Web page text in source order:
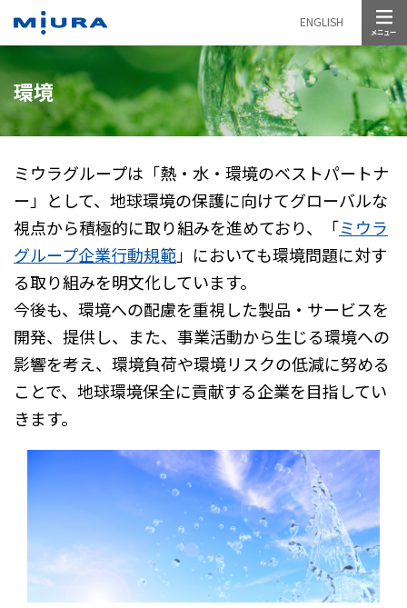
ENGLISH
環境
ミウラグループは「熱・水・環境のベストパートナ
ー」として、地球環境の保護に向けてグローバルな
視点から積極的に取り組みを進めており、「ミウラ
グループ企業行動規範」においても環境問題に対す
る取り組みを明文化しています。
今後も、環境への配慮を重視した製品・サービスを
開発、提供し、また、事業活動から生じる環境への
影響を考え、環境負荷や環境リスクの低減に努める
ことで、地球環境保全に貢献する企業を目指してい
きます。